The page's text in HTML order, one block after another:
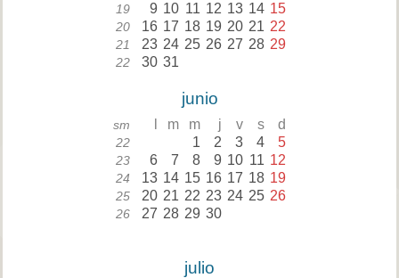
19 9 10 11 12 13 14 15
20 16 17 18 19 20 21 22
21 23 24 25 26 27 28 29
22 30 31
junio
sm m m j v s d
22 1 2 3 4 5
23 6 7 8 9 10 11 12
24 13 14 15 16 17 18 19
25 20 21 22 23 24 25 26
26 27 28 29 30
julio